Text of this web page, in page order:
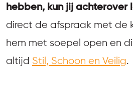
hebben, kun jij achterover
direct de afspraak met de
hem met soepel open en
altijd Stil, Schoon en Veilig.